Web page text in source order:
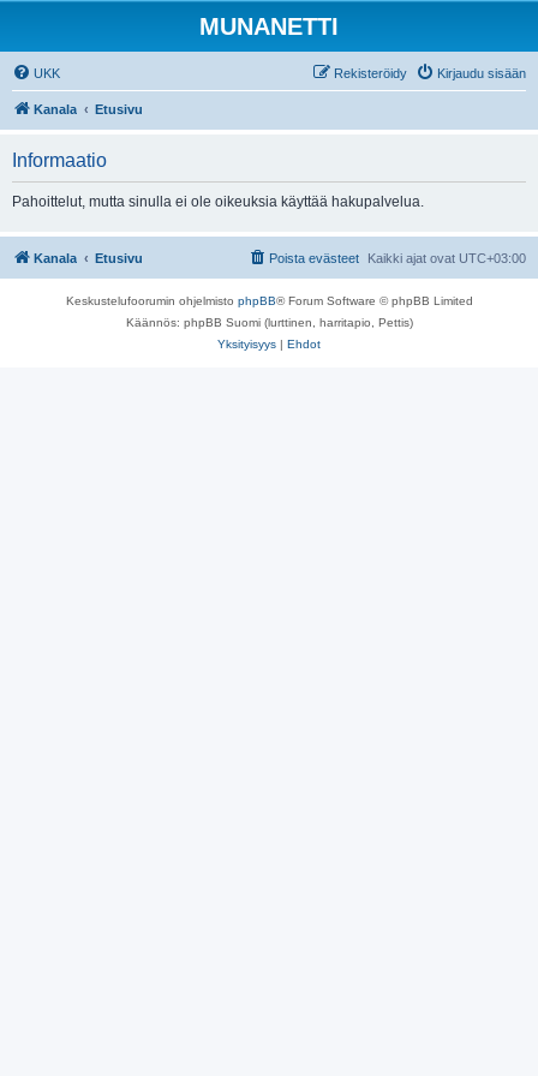
MUNANETTI
UKK Kirjaudu sisään
Rekisteröidy
Kanala Etusivu
Informaatio
Pahoittelut, mutta sinulla ei ole oikeuksia käyttää hakupalvelua.
Kanala Etusivu Kaikki ajat ovat UTC+03:00
Poista evästeet
Keskustelufoorumin ohjelmisto phpBB® Forum Software © phpBB Limited
Käännös: phpBB Suomi (lurttinen, harritapio, Pettis)
Yksityisyys | Ehdot